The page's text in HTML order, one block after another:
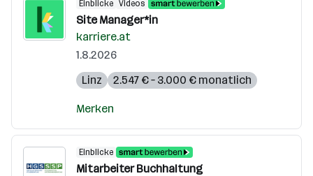
Einblicke Videos
Site Manager*in
karriere.at
1.8.2026
Linz
2.547 € – 3.000 € monatlich
Merken
Einblicke
Mitarbeiter Buchhaltung